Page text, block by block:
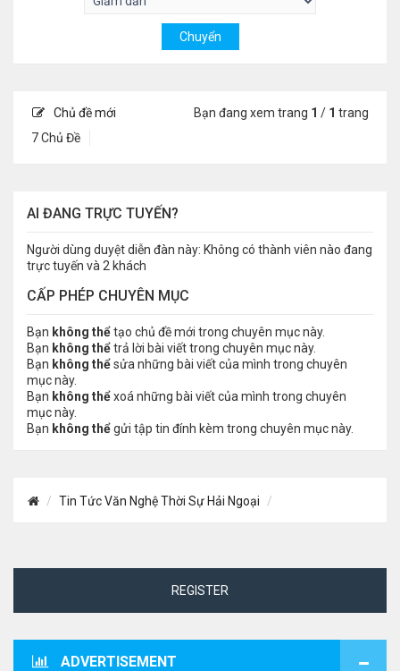
Chủ đề mới
7 Chủ Đề
Bạn đang xem trang 1 / 1 trang
AI ĐANG TRỰC TUYẾN?
Người dùng duyệt diễn đàn này: Không có thành viên nào đang
trực tuyến và 2 khách
CẤP PHÉP CHUYÊN MỤC
Bạn không thểtạo chủ đề mới trong chuyên mục này.
Bạn không thểtrả lời bài viết trong chuyên mục này.
Bạn không thểsửa những bài viết của mình trong chuyên
mục này.
Bạn không thểxoá những bài viết của mình trong chuyên
mục này.
Bạn không thểgửi tập tin đính kèm trong chuyên mục này.
Tin Tức Văn Nghệ Thời Sự Hải Ngoại
REGISTER
ADVERTISEMENT